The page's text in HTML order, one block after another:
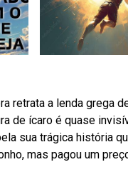
retrata a lenda grega
de ícaro é quase
sua trágica história
mas pagou um